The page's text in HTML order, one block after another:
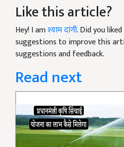
Like this article?
Hey! I amश्याम दांगी. Did you
suggestions to improve this
suggestions and feedback.
Read next